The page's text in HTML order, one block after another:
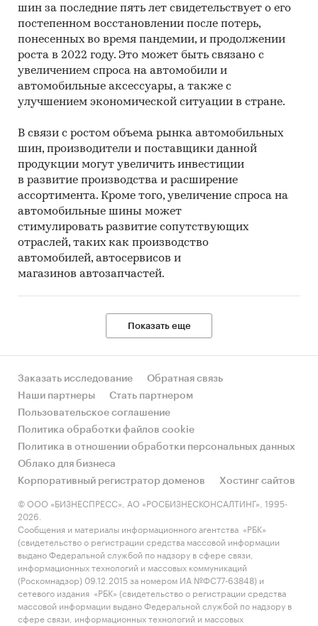
шин за последние пять лет свидетельствует о его
постепенном восстановлении после потерь,
понесенных во время пандемии, и продолжении
роста в 2022 году. Это может быть связано с
увеличением спроса на автомобили и
автомобильные аксессуары, а также с
улучшением экономической ситуации в стране.
В связи с ростом объема рынка автомобильных
шин, производители и поставщики данной
продукции могут увеличить инвестиции
в развитие производства и расширение
ассортимента. Кроме того, увеличение спроса на
автомобильные шины может
стимулировать развитие сопутствующих
отраслей, таких как производство
автомобилей, автосервисов и
магазинов автозапчастей.
Показать еще
Заказать исследование
Обратная связь
Наши партнеры
Стать партнером
Пользовательское соглашение
Политика обработки файлов cookie
Политика в отношении обработки персональных данных
Облако для бизнеса
Корпоративный регистратор доменов
Хостинг сайтов
© ООО «БИЗНЕСПРЕСС», АО «РОСБИЗНЕСКОНСАЛТИНГ», 1995-
2026.
Сообщения и материалы информационного агентства «РБК»
(свидетельство о регистрации средства массовой информации
выдано Федеральной службой по надзору в сфере связи,
информационных технологий и массовых коммуникаций
(Роскомнадзор) 09.12.2015 за номером ИА №ФС77-63848) и
сетевого издания «РБК» (свидетельство о регистрации средства
массовой информации выдано Федеральной службой по надзору в
сфере связи, информационных технологий и массовых